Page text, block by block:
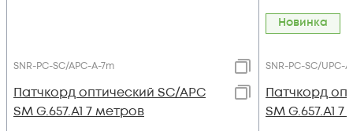
SNR-PC-SC/APC-A-7m
Патчкорд оптический SC/APC
SM G.657.A1 7 метров
Новинка
SNR-PC-SC/UPC-
Патчкорд
SM G.657.A1